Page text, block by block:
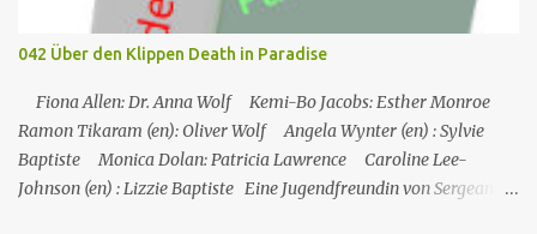
Gerald Paradies – Lieutenant Colonel Henry Blake McLean
Stevenson Lothar Mann – Captain B.J. Hunnicutt Mike Farrell Jörg
Hengstler Norbert Langer Colonel Sherman Potter Harry Morgan
Hans Nitschke Erich Räuker Heinz Giese Major Frank
„Frettchengesicht“ Burns Larry Linville Uwe Paulsen (...
042 Über den Klippen Death in Paradise
Fiona Allen: Dr. Anna Wolf Kemi-Bo Jacobs: Esther Monroe
Ramon Tikaram (en): Oliver Wolf Angela Wynter (en) : Sylvie
Baptiste Monica Dolan: Patricia Lawrence Caroline Lee-
Johnson (en) : Lizzie Baptiste Eine Jugendfreundin von Sergeant